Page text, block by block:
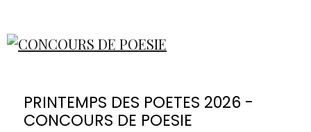
PRINTEMPS DES POETES 2026 -
CONCOURS DE POESIE